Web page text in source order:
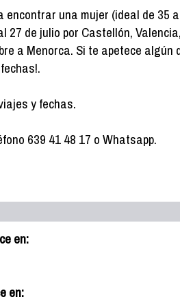
encontrar una mujer (ideal de 35
de julio por Castellón,
a Menorca. Si te apetece algún
y fechas.
639 41 48 17 o Whatsapp.
en:
en: